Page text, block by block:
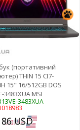
(портативний
THIN 15 CI7-
15" 16/512GB DOS
3483XUA MSI
3483XUA